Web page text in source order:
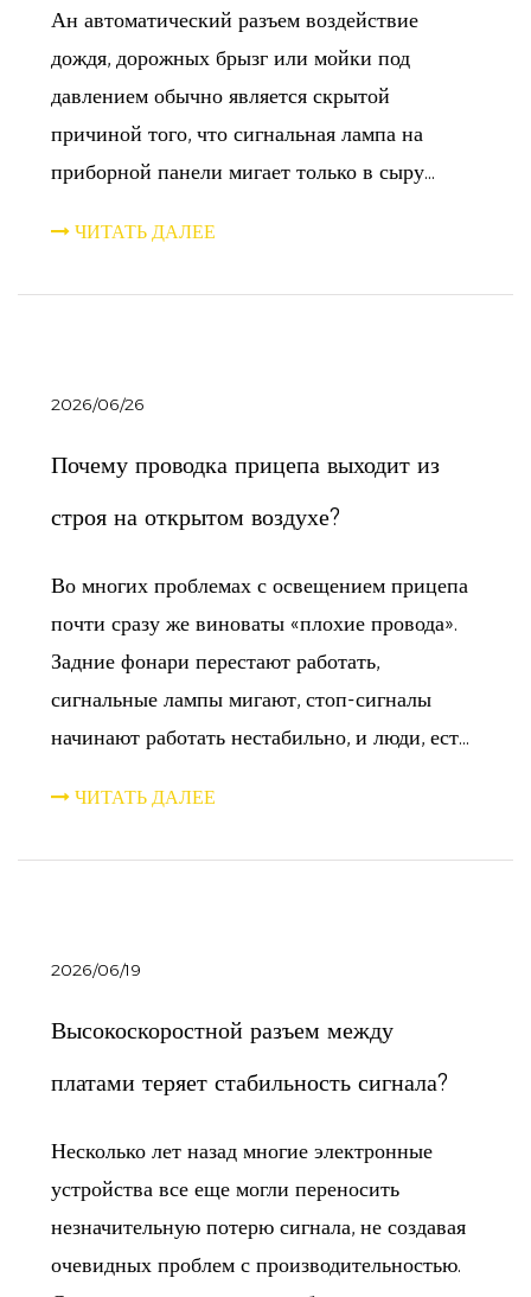
Ан автоматический разъем воздействие
дождя, дорожных брызг или мойки под
давлением обычно является скрытой
причиной того, что сигнальная лампа на
приборной панели мигает только в сыру...
ЧИТАТЬ ДАЛЕЕ
2026/06/26
Почему проводка прицепа выходит из
строя на открытом воздухе?
Во многих проблемах с освещением прицепа
почти сразу же виноваты «плохие провода».
Задние фонари перестают работать,
сигнальные лампы мигают, стоп-сигналы
начинают работать нестабильно, и люди, ест...
ЧИТАТЬ ДАЛЕЕ
2026/06/19
Высокоскоростной разъем между
платами теряет стабильность сигнала?
Несколько лет назад многие электронные
устройства все еще могли переносить
незначительную потерю сигнала, не создавая
очевидных проблем с производительностью.